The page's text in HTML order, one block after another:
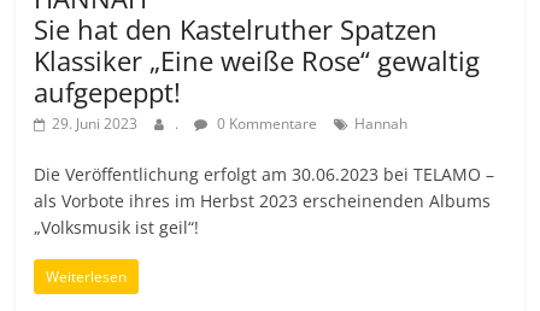
Sie hat den Kastelruther Spatzen
Klassiker „Eine weiße Rose“ gewaltig
aufgepeppt!
29. Juni 2023 . 0 Kommentare Hannah
Die Veröffentlichung erfolgt am 30.06.2023 bei TELAMO –
als Vorbote ihres im Herbst 2023 erscheinenden Albums
„Volksmusik ist geil“!
Weiterlesen